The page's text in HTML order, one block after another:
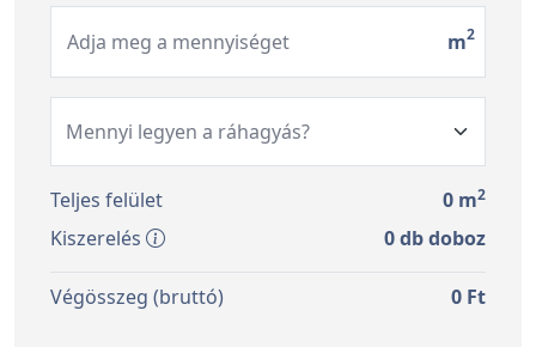
Adja meg a mennyiséget m2
Teljes felület 0 m2
Kiszerelés 0db doboz
Végösszeg (bruttó) 0 Ft